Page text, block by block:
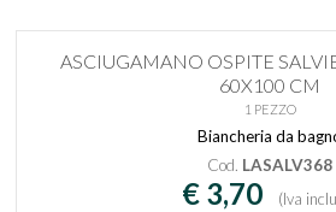
ASCIUGAMANO OSPITE
60X100 CM
1 PEZZO
Biancheria da
Cod. LASALV368
€ 3,70 (Iva